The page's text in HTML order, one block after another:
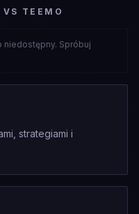
TEEMO
Spróbuj
strategiami i